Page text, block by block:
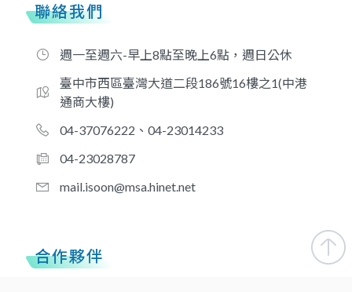
聯絡我們
週一至週六-早上8點至晚上6點，週日公休
臺中市西區臺灣大道二段186號16樓之1(中港
通商大樓)
04-37076222、04-23014233
04-23028787
mail.isoon@msa.hinet.net
合作夥伴